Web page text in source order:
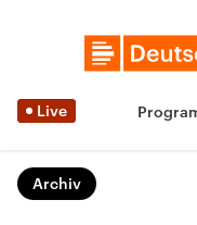
Live
Archiv